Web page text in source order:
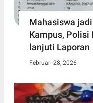
Mahasiswa
Kampus, Polisi
lanjuti Laporan
Februari 28, 2026